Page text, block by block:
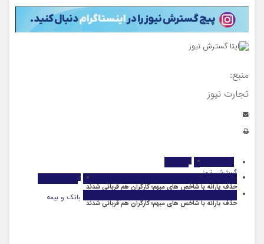
منبع:
تجارت نیوز
گسترش نیوز
حذف یارانه با شاخص‌ های مبهم؛ کارگران هم قربانی شدند
بانک و بیمه
حذف یارانه با شاخص‌ های مبهم؛ کارگران هم قربانی شدند